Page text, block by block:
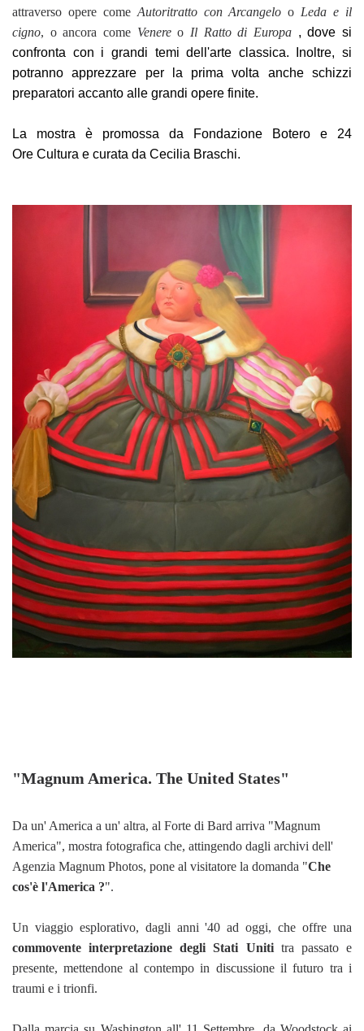
attraverso opere come Autoritratto con Arcangelo o Leda e il
cigno, o ancora come Venereo Il Ratto di Europa , dove si
confronta con i grandi temi dell'arte classica. Inoltre, si
potranno apprezzare per la prima volta anche schizzi
preparatori accanto alle grandi opere finite.
La mostra è promossa da Fondazione Botero e 24
Ore Cultura e curata da Cecilia Braschi.
"Magnum America. The United States"
Da un' America a un' altra, al Forte di Bard arriva "Magnum
America", mostra fotografica che, attingendo dagli archivi dell'
Agenzia Magnum Photos, pone al visitatore la domanda "Che
cos'è l'America ?".
Un viaggio esplorativo, dagli anni '40 ad oggi, che offre una
commovente interpretazione degli Stati Unititra passato e
presente, mettendone al contempo in discussione il futuro tra i
traumi e i trionfi.